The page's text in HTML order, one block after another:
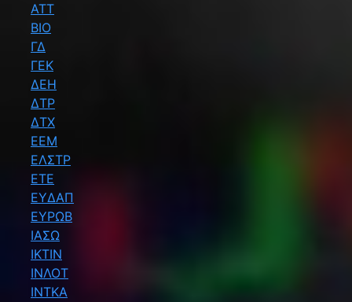
ΑΤΤ
ΒΙΟ
ΓΔ
ΓΕΚ
ΔΕΗ
ΔΤΡ
ΔΤΧ
ΕΕΜ
ΕΛΣΤΡ
ΕΤΕ
ΕΥΔΑΠ
ΕΥΡΩΒ
ΙΑΣΩ
ΙΚΤΙΝ
ΙΝΛΟΤ
ΙΝΤΚΑ